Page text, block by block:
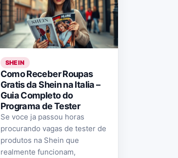
SHEIN
Como Receber Roupas
Gratis da Shein na Italia –
Guia Completo do
Programa de Tester
Se voce ja passou horas
procurando vagas de tester de
produtos na Shein que
realmente funcionam,